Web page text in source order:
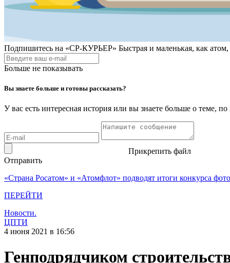
Подпишитесь на «СР-КУРЬЕР» Быстрая и маленькая, как
Больше не показывать
Вы знаете больше и готовы рассказать?
У вас есть интересная история или вы знаете больше о
Прикрепить файл
Отправить
«Страна Росатом» и «Атомфлот» подводят итоги конкурса
ПЕРЕЙТИ
Новости.
ЦПТИ
4 июня 2021 в 16:56
Генподрядчиком